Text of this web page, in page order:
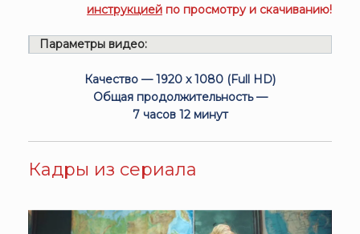
инструкцией по просмотру и скачиванию!
Параметры видео:
Качество — 1920 x 1080 (Full HD)
Общая продолжительность —
7 часов 12 минут
Кадры из сериала